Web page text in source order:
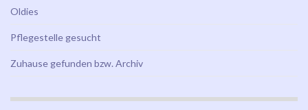
Oldies
Pflegestelle gesucht
Zuhause gefunden bzw. Archiv